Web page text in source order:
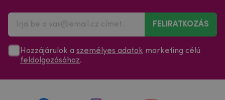
FELIRATKOZÁS
Hozzájárulok a személyes adatok marketing célú
feldolgozásához.